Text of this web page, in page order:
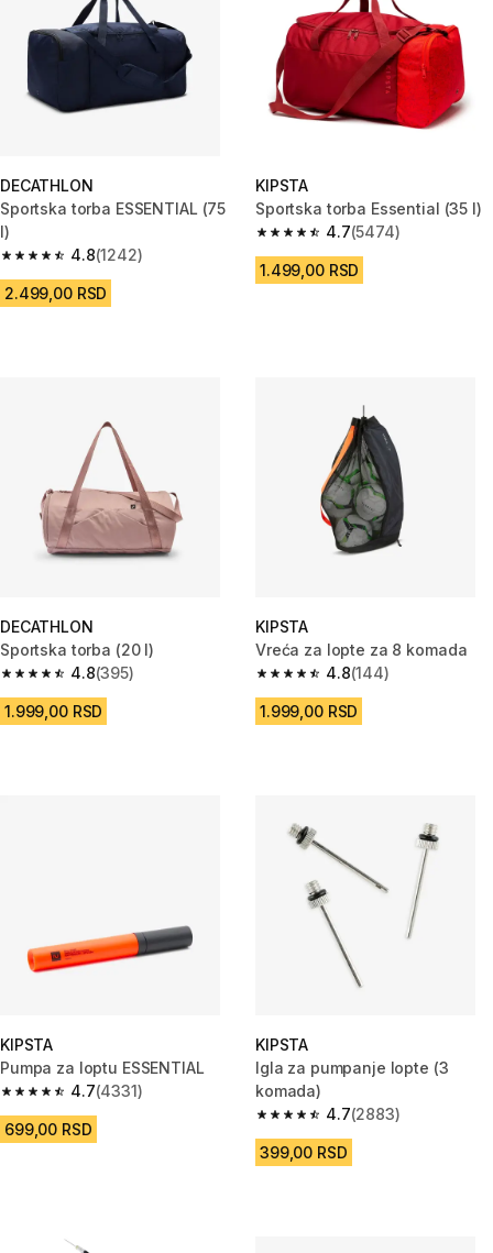
DECATHLON
Sportska torba ESSENTIAL (75
l)
4.8
4.8 od 5 zvezdica from 1242 Recenzije
(1242)
2.499,00 RSD
KIPSTA
Sportska torba Essential (35 l)
4.7
4.7 od 5 zvezdica from 5474
(5474)
1.499,00 RSD
DECATHLON
Sportska torba (20 l)
4.8
4.8 od 5 zvezdica from 395 Recenzije
(395)
1.999,00 RSD
KIPSTA
Vreća za lopte za 8 komada
4.8
4.8 od 5 zvezdica from 144
(144)
1.999,00 RSD
KIPSTA
Pumpa za loptu ESSENTIAL
4.7
4.7 od 5 zvezdica from 4331 Recenzije
(4331)
699,00 RSD
KIPSTA
Igla za pumpanje lopte (3
komada)
4.7
4.7 od 5 zvezdica from 2883
(2883)
399,00 RSD